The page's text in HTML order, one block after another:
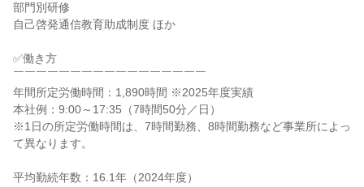
部門別研修
自己啓発通信教育助成制度 ほか
✅働き方
￣￣￣￣￣￣￣￣￣￣￣￣￣￣￣￣￣
年間所定労働時間：1,890時間 ※2025年度実績
本社例：9:00～17:35（7時間50分／日）
※1日の所定労働時間は、7時間勤務、8時間勤務など事業所によっ
て異なります。
平均勤続年数：16.1年（2024年度）